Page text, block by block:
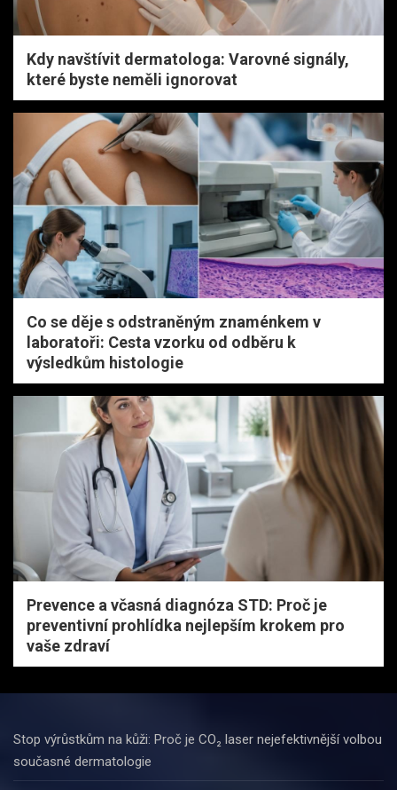
Kdy navštívit dermatologa: Varovné signály,
které byste neměli ignorovat
Co se děje s odstraněným znaménkem v
laboratoři: Cesta vzorku od odběru k
výsledkům histologie
Prevence a včasná diagnóza STD: Proč je
preventivní prohlídka nejlepším krokem pro
vaše zdraví
Stop výrůstkům na kůži: Proč je CO₂ laser nejefektivnější volbou
současné dermatologie